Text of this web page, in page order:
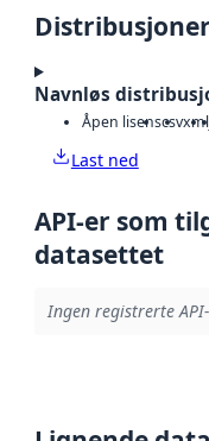
Distribusjoner
Navnløs
Åpen lisenscsvxml
Last ned
API-er som
datasettet
Ingen registrerte